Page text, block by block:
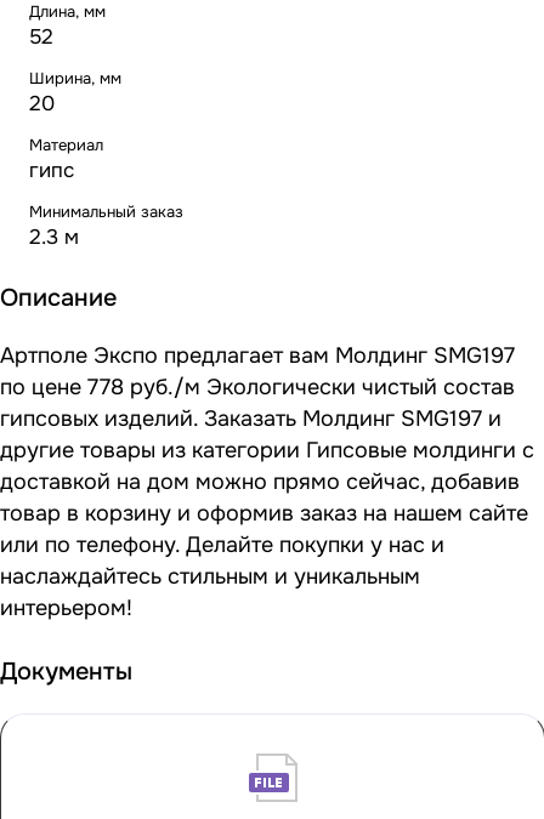
Длина, мм
52
Ширина, мм
20
Материал
гипс
Минимальный заказ
2.3 м
Описание
Артполе Экспо предлагает вам Молдинг SMG197
по цене 778 руб./м Экологически чистый состав
гипсовых изделий. Заказать Молдинг SMG197 и
другие товары из категории Гипсовые молдинги с
доставкой на дом можно прямо сейчас, добавив
товар в корзину и оформив заказ на нашем сайте
или по телефону. Делайте покупки у нас и
наслаждайтесь стильным и уникальным
интерьером!
Документы